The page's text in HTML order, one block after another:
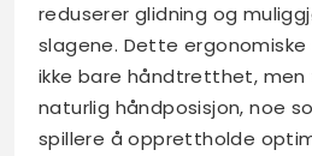
reduserer glidning og
slagene. Dette
ikke bare håndtretthet, men
naturlig håndposisjon, noe
spillere å opprettholde